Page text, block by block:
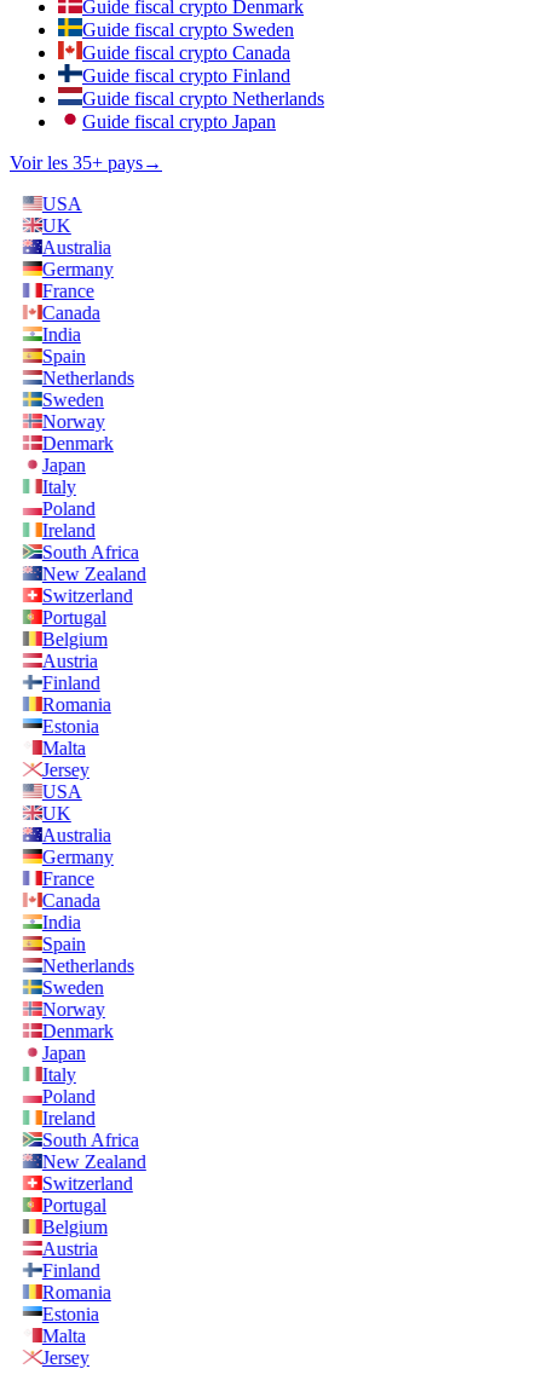
Guide fiscal crypto Denmark
Guide fiscal crypto Sweden
Guide fiscal crypto Canada
Guide fiscal crypto Finland
Guide fiscal crypto Netherlands
Guide fiscal crypto Japan
Voir les 35+ pays→
USA
UK
Australia
Germany
France
Canada
India
Spain
Netherlands
Sweden
Norway
Denmark
Japan
Italy
Poland
Ireland
South Africa
New Zealand
Switzerland
Portugal
Belgium
Austria
Finland
Romania
Estonia
Malta
Jersey
USA
UK
Australia
Germany
France
Canada
India
Spain
Netherlands
Sweden
Norway
Denmark
Japan
Italy
Poland
Ireland
South Africa
New Zealand
Switzerland
Portugal
Belgium
Austria
Finland
Romania
Estonia
Malta
Jersey